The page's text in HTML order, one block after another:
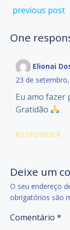
Post
previous post
One
Elionai
23 de
Eu amo fazer
Gratidão
RESPONDER
Deixe um
O seu endereço
obrigatórios são
Comentário *